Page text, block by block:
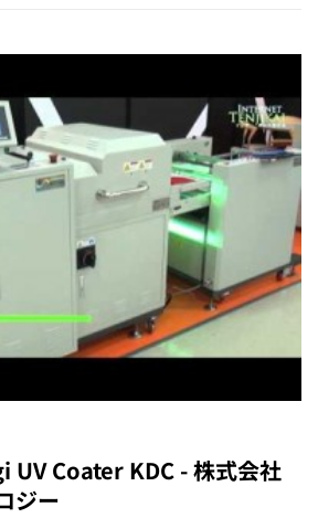
Coater KDC - 株式会社
ジー